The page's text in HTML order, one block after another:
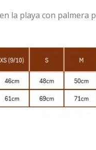
la playa con palmera